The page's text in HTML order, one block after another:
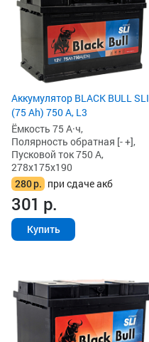
Аккумулятор BLACK BULL SLI
(75 Ah) 750 А, L3
Ёмкость 75 А·ч,
Полярность обратная [- +],
Пусковой ток 750 А,
278x175x190
280р. при сдаче акб
301 р.
Купить